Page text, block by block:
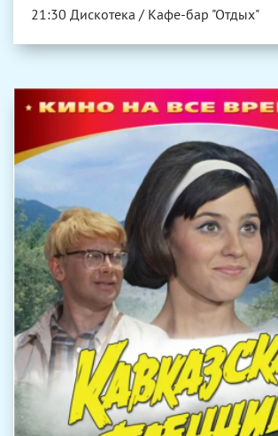
21:30 Дискотека / Кафе-бар "Отдых"